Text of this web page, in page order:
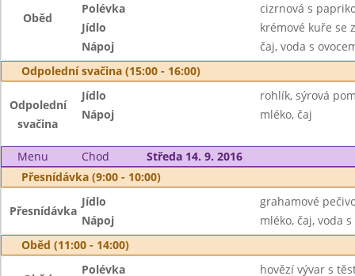
Oběd
Polévka
cizrnová s
Jídlo
krémové kuře se
Nápoj
čaj, voda s
Odpolední svačina (15:00 - 16:00)
Odpolední
svačina
Jídlo
rohlík, sýrová
Nápoj
mléko, čaj
Menu Chod
Středa 14. 9. 2016
Přesnídávka (9:00 - 10:00)
Přesnídávka
Jídlo
grahamové
Nápoj
mléko, čaj, voda
Oběd (11:00 - 14:00)
Polévka hovězí vývar s